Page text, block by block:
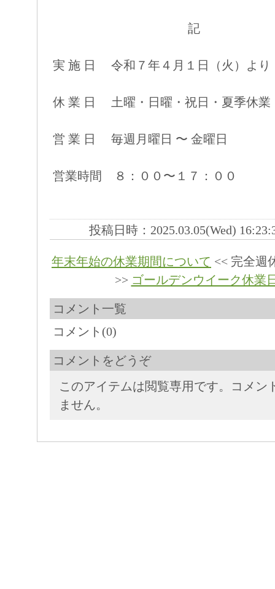
記
実 施 日 令和７年４月１日（火）より
休 業 日 土曜・日曜・祝日・夏季休業
営 業 日 毎週月曜日 〜 金曜日
営業時間 ８：００〜１７：００
投稿日時：2025.03.05(Wed)
年末年始の休業期間について << 完全週
>> ゴールデンウイーク休業
コメント一覧
コメント(0)
コメントをどうぞ
このアイテムは閲覧専用です。コメン
ません。